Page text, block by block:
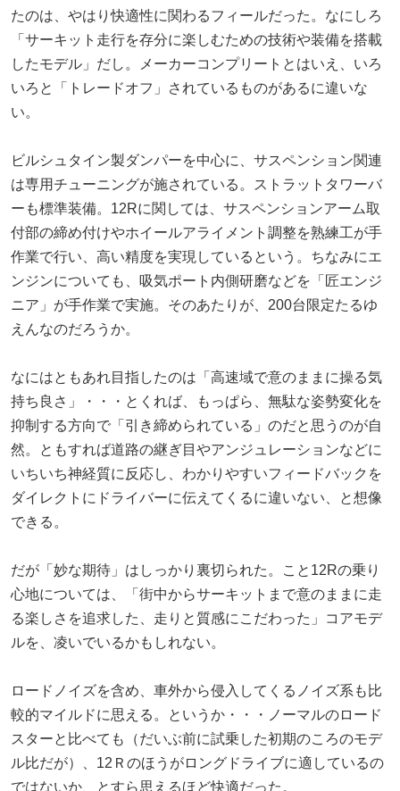
たのは、やはり快適性に関わるフィールだった。なにしろ
「サーキット走行を存分に楽しむための技術や装備を搭載
したモデル」だし。メーカーコンプリートとはいえ、いろ
いろと「トレードオフ」されているものがあるに違いな
い。
ビルシュタイン製ダンパーを中心に、サスペンション関連
は専用チューニングが施されている。ストラットタワーバ
ーも標準装備。12Rに関しては、サスペンションアーム取
付部の締め付けやホイールアライメント調整を熟練工が手
作業で行い、高い精度を実現しているという。ちなみにエ
ンジンについても、吸気ポート内側研磨などを「匠エンジ
ニア」が手作業で実施。そのあたりが、200台限定たるゆ
えんなのだろうか。
なにはともあれ目指したのは「高速域で意のままに操る気
持ち良さ」・・・とくれば、もっぱら、無駄な姿勢変化を
抑制する方向で「引き締められている」のだと思うのが自
然。ともすれば道路の継ぎ目やアンジュレーションなどに
いちいち神経質に反応し、わかりやすいフィードバックを
ダイレクトにドライバーに伝えてくるに違いない、と想像
できる。
だが「妙な期待」はしっかり裏切られた。こと12Rの乗り
心地については、「街中からサーキットまで意のままに走
る楽しさを追求した、走りと質感にこだわった」コアモデ
ルを、凌いでいるかもしれない。
ロードノイズを含め、車外から侵入してくるノイズ系も比
較的マイルドに思える。というか・・・ノーマルのロード
スターと比べても（だいぶ前に試乗した初期のころのモデ
ル比だが）、12Ｒのほうがロングドライブに適しているの
ではないか、とすら思えるほど快適だった。